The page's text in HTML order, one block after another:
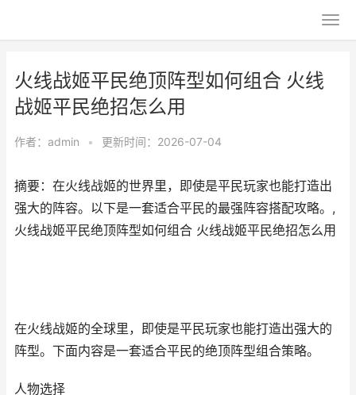
火线战姬平民绝顶阵型如何组合 火线
战姬平民绝招怎么用
作者： admin • 更新时间：2026-07-04
摘要：在火线战姬的世界里，即使是平民玩家也能打造出
强大的阵容。以下是一套适合平民的最强阵容搭配攻略。,
火线战姬平民绝顶阵型如何组合 火线战姬平民绝招怎么用
在火线战姬的全球里，即使是平民玩家也能打造出强大的
阵型。下面内容是一套适合平民的绝顶阵型组合策略。
人物选择